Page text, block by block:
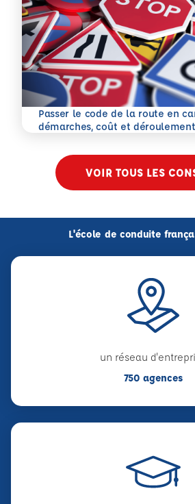
Passer le code de la route en
démarches, coût et déroulement
En savoir plus
VOIR TOUS LES
L'école de conduite
un réseau
750 agences